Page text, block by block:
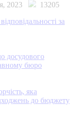
2023
13205
за
досудового
бюро
яка
до бюджету